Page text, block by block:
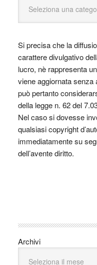
Si precisa che la
carattere divulgativo
lucro, nè rappresenta
viene aggiornata
può pertanto
della legge n. 62 del
Nel caso si dovesse
qualsiasi copyright
immediatamente su
dell’avente diritto.
Archivi